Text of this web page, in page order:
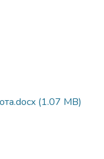
(1.07 MB)